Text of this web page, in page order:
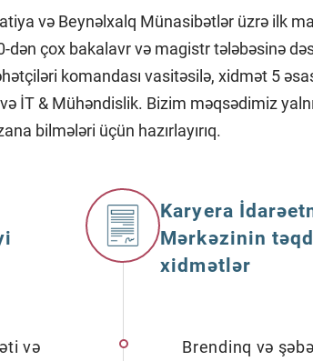
və Beynəlxalq Münasibətlər üzrə ilk
dən çox bakalavr və magistr tələbəsinə
komandası vasitəsilə, xidmət 5
İT & Mühəndislik. Bizim məqsədimiz
bilmələri üçün hazırlayırıq.
və
Karyera
Mərkəzinin
xidmətlər
Brendinq və